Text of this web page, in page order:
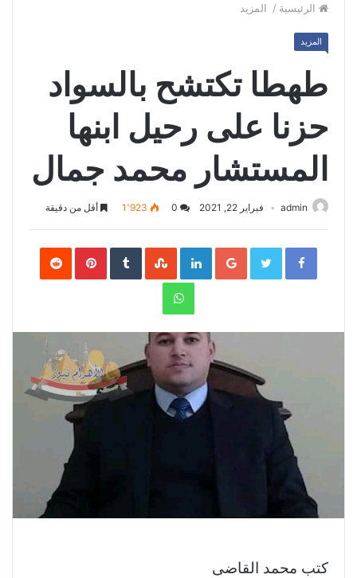
الرئيسية / المزيد
المزيد
طهطا تكتشح بالسواد
حزنا على رحيل ابنها
المستشار محمد جمال
admin فبراير 22, 2021 1٬923 أقل من دقيقة
Facebook
Twitter
Google+
LinkedIn
Pinterest
WhatsApp
كتب محمد القاضى